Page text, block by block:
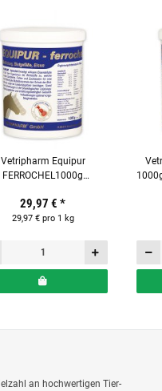
Vetripharm Equipur
FERROCHEL1000g
Pferde
29,97 € *
29,97 € pro 1 kg
an hochwertigen Tier-